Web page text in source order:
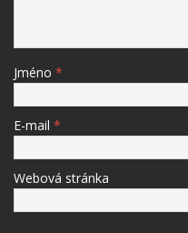
Jméno *
E-mail *
Webová stránka